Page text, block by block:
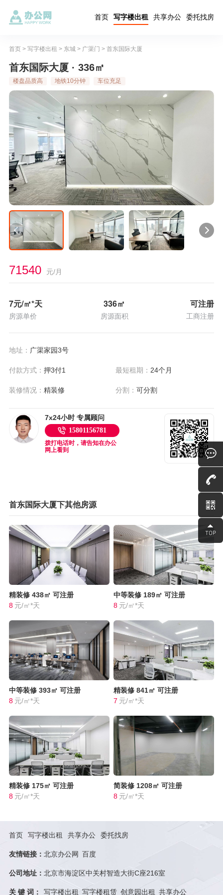
首页 写字楼出租 共享办公 委托找房
首页> 写字楼出租 > 东城> 广渠门 > 首东国际大厦
首东国际大厦 · 336㎡
楼盘品质高 地铁10分钟 车位充足
71540 元/月
7元/㎡*天
房源单价
336㎡
房源面积
可注册
工商注册
地址： 广渠家园3号
付款方式： 押3付1 最短租期： 24个月
装修情况： 精装修 分割：可分割
7x24小时 专属顾问
15801156781
拨打电话时，请告知在办公
网上看到
首东国际大厦下其他房源
精装修 438㎡ 可注册
8 元/㎡*天
中等装修 189㎡ 可注册
8 元/㎡*天
中等装修 393㎡ 可注册
8 元/㎡*天
精装修 841㎡ 可注册
7 元/㎡*天
精装修 175㎡ 可注册
8 元/㎡*天
简装修 1208㎡ 可注册
8 元/㎡*天
首页 写字楼出租 共享办公 委托找房
友情链接： 北京办公网 百度
公司地址： 北京市海淀区中关村智造大街C座216室
关 键 词： 写字楼出租 写字楼租赁 创意园出租 共享办公